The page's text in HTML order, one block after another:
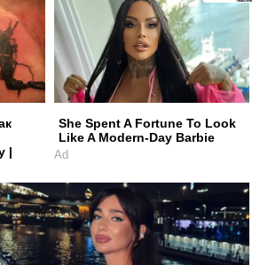
|
She Spent A Fortune To Look
Like A Modern-Day Barbie
Ad